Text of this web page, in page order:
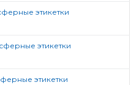
этикетки
этикетки
этикетки